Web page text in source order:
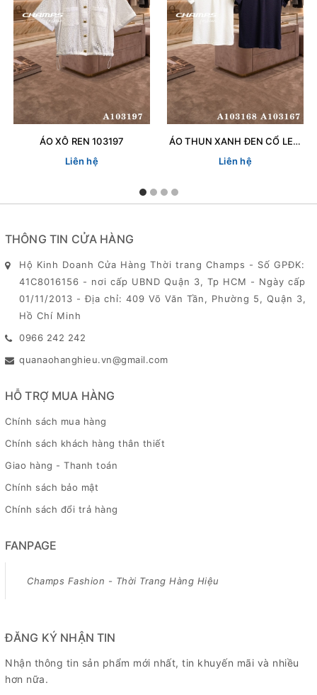
ÁO XÔ REN 103197
Liên hệ
ÁO THUN XANH ĐEN CỔ LEN 103167
Liên hệ
THÔNG TIN CỬA HÀNG
Hộ Kinh Doanh Cửa Hàng Thời trang Champs - Số GPĐK:
41C8016156 - nơi cấp UBND Quận 3, Tp HCM - Ngày cấp
01/11/2013 - Địa chỉ: 409 Võ Văn Tần, Phường 5, Quận 3,
Hồ Chí Minh
0966 242 242
quanaohanghieu.vn@gmail.com
HỖ TRỢ MUA HÀNG
Chính sách mua hàng
Chính sách khách hàng thân thiết
Giao hàng - Thanh toán
Chính sách bảo mật
Chính sách đổi trả hàng
FANPAGE
Champs Fashion - Thời Trang Hàng Hiệu
ĐĂNG KÝ NHẬN TIN
Nhận thông tin sản phẩm mới nhất, tin khuyến mãi và nhiều
hơn nữa.